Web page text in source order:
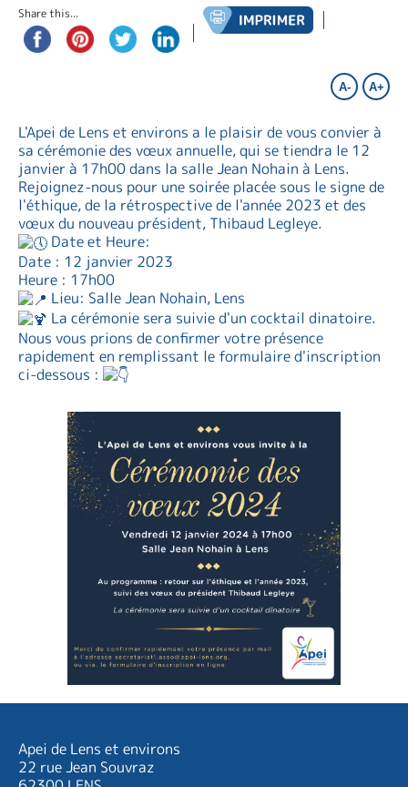
Share this...
A- A+
L'Apei de Lens et environs a le plaisir de vous convier à
sa cérémonie des vœux annuelle, qui se tiendra le 12
janvier à 17h00 dans la salle Jean Nohain à Lens.
Rejoignez-nous pour une soirée placée sous le signe de
l'éthique, de la rétrospective de l'année 2023 et des
vœux du nouveau président, Thibaud Legleye.
Date et Heure:
Date : 12 janvier 2023
Heure : 17h00
Lieu: Salle Jean Nohain, Lens
La cérémonie sera suivie d'un cocktail dinatoire.
Nous vous prions de confirmer votre présence
rapidement en remplissant le formulaire d'inscription
ci-dessous :
Apei de Lens et environs
22 rue Jean Souvraz